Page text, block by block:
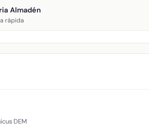
Almadén
rápida
DEM